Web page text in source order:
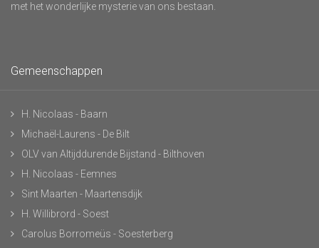
met het wonderlijke mysterie van ons bestaan.
Gemeenschappen
H. Nicolaas - Baarn
Michaël-Laurens - De Bilt
OLV van Altijddurende Bijstand - Bilthoven
H. Nicolaas - Eemnes
Sint Maarten - Maartensdijk
H. Willibrord - Soest
Carolus Borromeüs - Soesterberg